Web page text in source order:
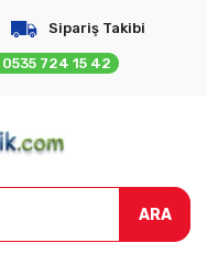
Sipariş Takibi
0535 724 15 42
ARA